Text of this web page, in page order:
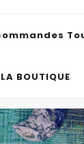
LA BOUTIQUE